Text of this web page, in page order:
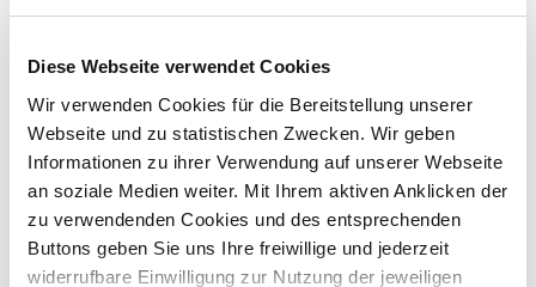
Diese Webseite verwendet Cookies
Wir verwenden Cookies für die Bereitstellung unserer
Webseite und zu statistischen Zwecken. Wir geben
Informationen zu ihrer Verwendung auf unserer Webseite
an soziale Medien weiter. Mit Ihrem aktiven Anklicken der
zu verwendenden Cookies und des entsprechenden
Buttons geben Sie uns Ihre freiwillige und jederzeit
widerrufbare Einwilligung zur Nutzung der jeweiligen
Psychosoziale Onkologie
Ansprechpartner:
Bertha-von-Suttner-Platz 6
53111 Bonn
Tel:
0228-695418